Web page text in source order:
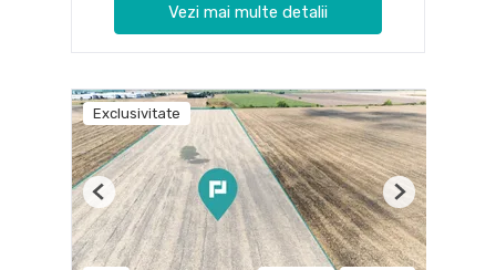
Vezi mai multe detalii
Exclusivitate
Previous Next